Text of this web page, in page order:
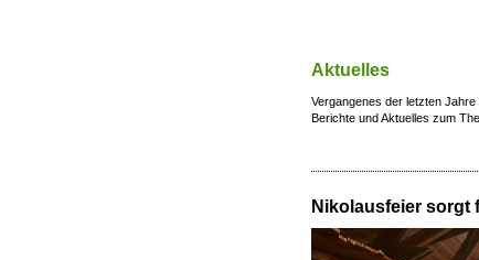
Aktuelles
Vergangenes der letzten Jahre
Berichte und Aktuelles zum
Nikolausfeier sorgt